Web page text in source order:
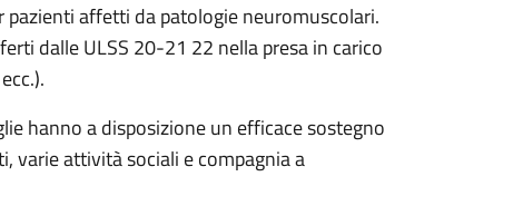
pazienti affetti da patologie neuromuscolari.
dalle ULSS 20-21 22 nella presa in carico
hanno a disposizione un efficace sostegno
varie attività sociali e compagnia a